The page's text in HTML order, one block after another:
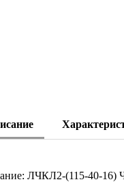
ЛЧКЛ2-(115-40-16)